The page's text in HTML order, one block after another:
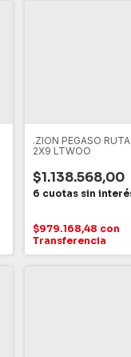
.ZION PEGASO RUTA
2X9 LTWOO
$1.138.568,00
$979.168,48 con
Transferencia